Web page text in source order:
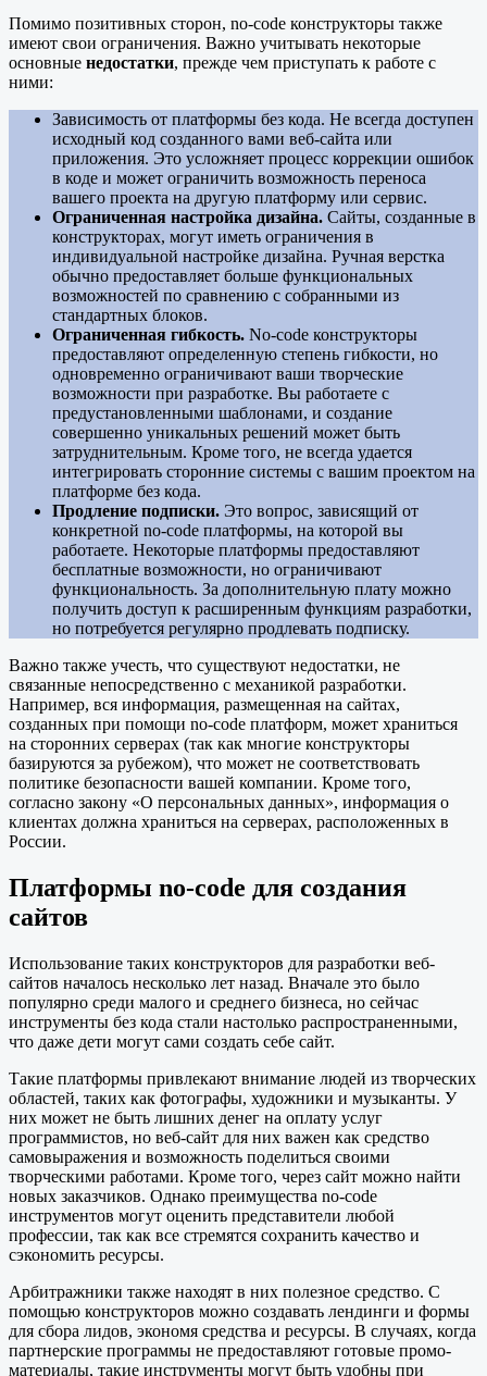
Помимо позитивных сторон, no-code конструкторы также
имеют свои ограничения. Важно учитывать некоторые
основные недостатки, прежде чем приступать к работе с
ними:
Зависимость от платформы без кода. Не всегда доступен
исходный код созданного вами веб-сайта или
приложения. Это усложняет процесс коррекции ошибок
в коде и может ограничить возможность переноса
вашего проекта на другую платформу или сервис.
Ограниченная настройка дизайна. Сайты, созданные в
конструкторах, могут иметь ограничения в
индивидуальной настройке дизайна. Ручная верстка
обычно предоставляет больше функциональных
возможностей по сравнению с собранными из
стандартных блоков.
Ограниченная гибкость. No-code конструкторы
предоставляют определенную степень гибкости, но
одновременно ограничивают ваши творческие
возможности при разработке. Вы работаете с
предустановленными шаблонами, и создание
совершенно уникальных решений может быть
затруднительным. Кроме того, не всегда удается
интегрировать сторонние системы с вашим проектом на
платформе без кода.
Продление подписки. Это вопрос, зависящий от
конкретной no-code платформы, на которой вы
работаете. Некоторые платформы предоставляют
бесплатные возможности, но ограничивают
функциональность. За дополнительную плату можно
получить доступ к расширенным функциям разработки,
но потребуется регулярно продлевать подписку.
Важно также учесть, что существуют недостатки, не
связанные непосредственно с механикой разработки.
Например, вся информация, размещенная на сайтах,
созданных при помощи no-code платформ, может храниться
на сторонних серверах (так как многие конструкторы
базируются за рубежом), что может не соответствовать
политике безопасности вашей компании. Кроме того,
согласно закону «О персональных данных», информация о
клиентах должна храниться на серверах, расположенных в
России.
Платформы no-code для создания
сайтов
Использование таких конструкторов для разработки веб-
сайтов началось несколько лет назад. Вначале это было
популярно среди малого и среднего бизнеса, но сейчас
инструменты без кода стали настолько распространенными,
что даже дети могут сами создать себе сайт.
Такие платформы привлекают внимание людей из творческих
областей, таких как фотографы, художники и музыканты. У
них может не быть лишних денег на оплату услуг
программистов, но веб-сайт для них важен как средство
самовыражения и возможность поделиться своими
творческими работами. Кроме того, через сайт можно найти
новых заказчиков. Однако преимущества no-code
инструментов могут оценить представители любой
профессии, так как все стремятся сохранить качество и
сэкономить ресурсы.
Арбитражники также находят в них полезное средство. С
помощью конструкторов можно создавать лендинги и формы
для сбора лидов, экономя средства и ресурсы. В случаях, когда
партнерские программы не предоставляют готовые промо-
материалы, такие инструменты могут быть удобны при